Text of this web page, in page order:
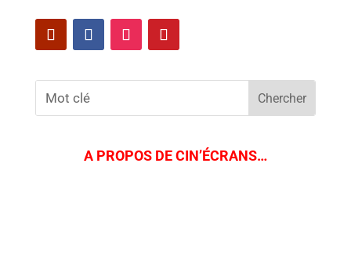
A PROPOS DE CIN’ÉCRANS…